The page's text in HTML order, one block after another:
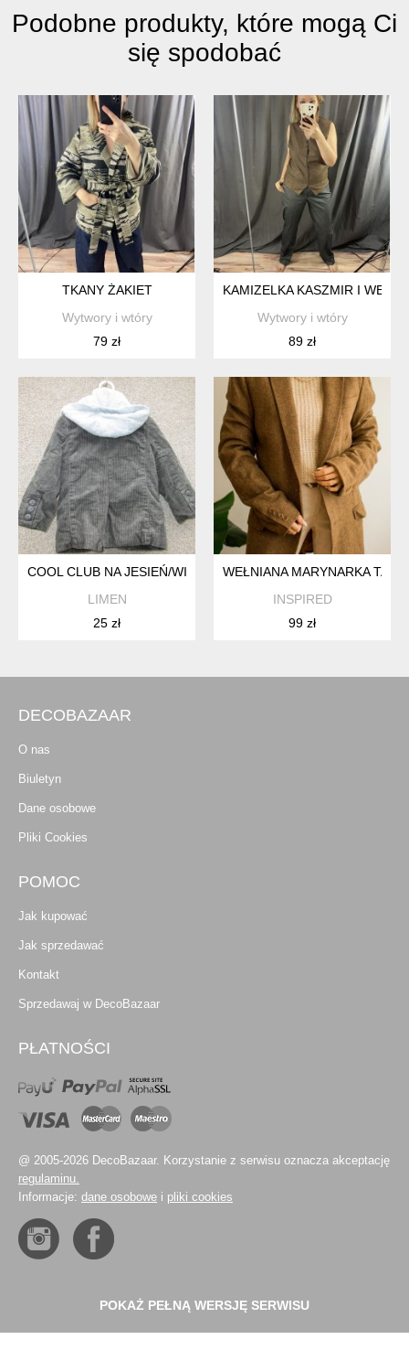
Podobne produkty, które mogą Ci
się spodobać
TKANY ŻAKIET
Wytwory i wtóry
79 zł
KAMIZELKA KASZMIR I WEŁNA
Wytwory i wtóry
89 zł
COOL CLUB NA JESIEŃ/WIOSNĘ - 92
LIMEN
25 zł
WEŁNIANA MARYNARKA TALL
INSPIRED
99 zł
DECOBAZAAR
O nas
Biuletyn
Dane osobowe
Pliki Cookies
POMOC
Jak kupować
Jak sprzedawać
Kontakt
Sprzedawaj w DecoBazaar
PŁATNOŚCI
@ 2005-2026 DecoBazaar. Korzystanie z serwisu oznacza akceptację
regulaminu.
Informacje: dane osobowe i pliki cookies
POKAŻ PEŁNĄ WERSJĘ SERWISU